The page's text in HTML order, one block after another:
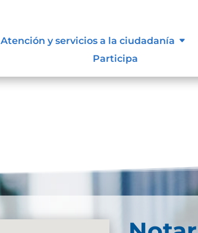
Atención y servicios a la ciudadanía
Participa